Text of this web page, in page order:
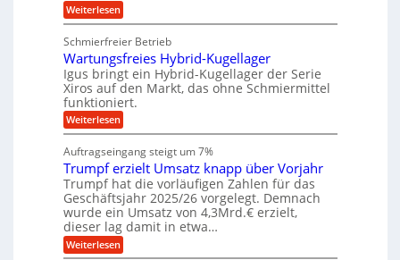
u
n
g
e
n
e
w
e
g
u
n
g
e
n
v
e
n
d
M
a
s
c
h
i
e
n
b
a
u
r
k
z
e
u
g
k
r
e
i
s
a
u
f
Weiterlesen:
K
g
e
l
s
c
h
i
e
e
n
f
ü
h
r
u
n
Schmierfreier Betrieb
Wartungsfreies Hybrid-Kugellager
Igus bringt ein Hybrid-Kugellager der Serie
Xiros auf den Markt, das ohne Schmiermittel
funktioniert.
Weiterlesen:
W
r
t
u
n
g
s
f
r
e
Auftragseingang steigt um 7%
Trumpf erzielt Umsatz knapp über Vorjahr
Trumpf hat die vorläufigen Zahlen für das
Geschäftsjahr 2025/26 vorgelegt. Demnach
wurde ein Umsatz von 4,3Mrd.€ erzielt,
dieser lag damit in etwa…
Weiterlesen:
T